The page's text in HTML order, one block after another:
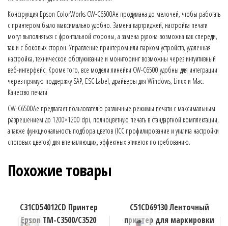
Конструкция Epson ColorWorks CW-C6500Ae продумана до мелочей, чтобы работать
с принтером было максимально удобно. Замена картриджей, настройка печати
могут выполняться с фронтальной стороны, а замена рулона возможна как спереди,
так и с боковых сторон. Управление принтером или парком устройств, удаленная
настройка, техническое обслуживание и мониторинг возможны через интуитивный
веб-интерфейс. Кроме того, все модели линейки CW-С6500 удобны для интеграции
через прямую поддержку SAP, ESC Label, драйверы для Windows, Linux и Mac.
Качество печати
CW-C6500Ae предлагает пользователю различные режимы печати с максимальным
разрешением до 1200×1200 dpi, полноцветную печать в стандартной комплектации,
а также функциональность подбора цветов (ICC профилирование и утилита настройки
спотовых цветов) для впечатляющих, эффектных этикеток по требованию.
Похожие товары
C31CD54012CD Принтер
Epson TM-C3500/С3520
C51CD69130 Ленточный
принтер для маркировки